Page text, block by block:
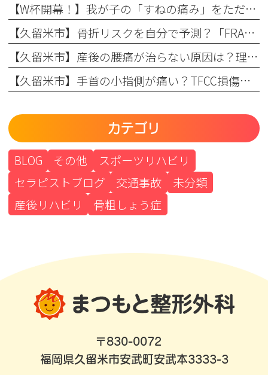
【W杯開幕！】我が子の「すねの痛み」をただの成長痛で終わらせない
【久留米市】骨折リスクを自分で予測？「FRAX」の仕組みとまつもと整形外科での活用法
【久留米市】産後の腰痛が治らない原因は？理学療法士が教える骨盤ケアとリハビリの重要性
【久留米市】手首の小指側が痛い？TFCC損傷（三角線維軟骨複合体損傷）の正しい治療法とリハビリについて
カテゴリ
BLOG その他
スポーツリハビリ
セラピストブログ
交通事故
未分類
産後リハビリ
骨粗しょう症
〒830-0072
福岡県久留米市安武町安武本3333-3